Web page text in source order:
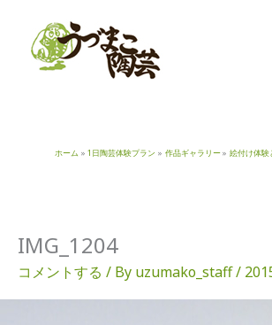
ホーム 1日陶芸体験プラン 作品ギャラリー 絵付け体験
IMG_1204
コメントする / By uzumako_staff/